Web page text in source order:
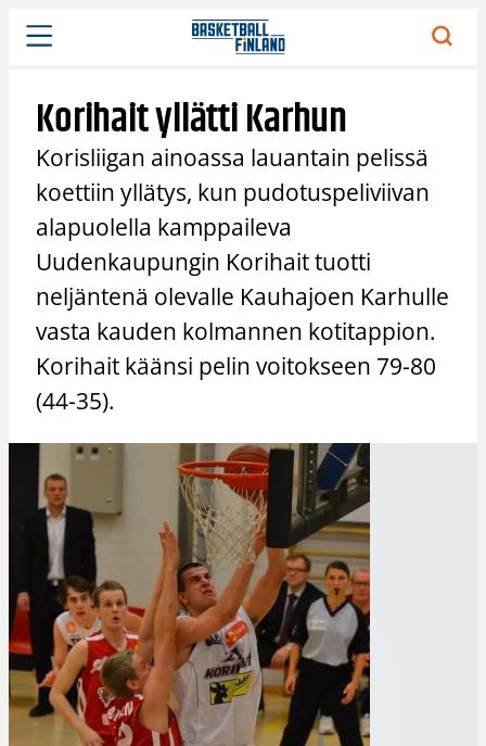
Siirry
sisältöön
Korihait yllätti Karhun
Korisliigan ainoassa lauantain pelissä
koettiin yllätys, kun pudotuspeliviivan
alapuolella kamppaileva
Uudenkaupungin Korihait tuotti
neljäntenä olevalle Kauhajoen Karhulle
vasta kauden kolmannen kotitappion.
Korihait käänsi pelin voitokseen 79-80
(44-35).